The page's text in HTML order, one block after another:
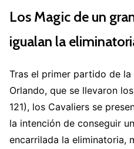
Los Magic de un
igualan la
Tras el primer partido de
Orlando, que se llevaron
121), los Cavaliers se
la intención de conseguir
encarrilada la eliminatoria,